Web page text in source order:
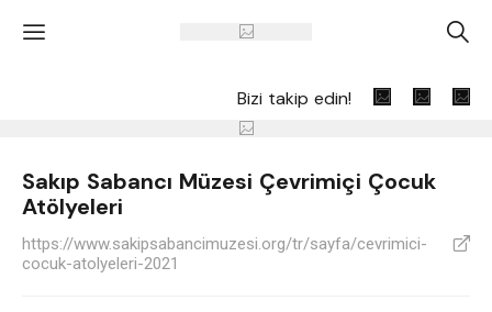
' A
Bizi takip edin!
Sakıp Sabancı Müzesi Çevrimiçi Çocuk
Atölyeleri
https://www.sakipsabancimuzesi.org/tr/sayfa/cevrimici-
cocuk-atolyeleri-2021
V